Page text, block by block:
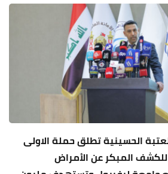
الحسينية تطلق حملة الاولى
المبكر عن الأمراض